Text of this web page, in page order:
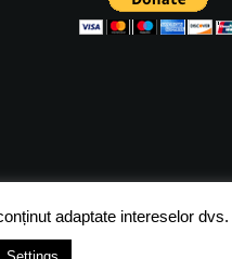
adaptate intereselor